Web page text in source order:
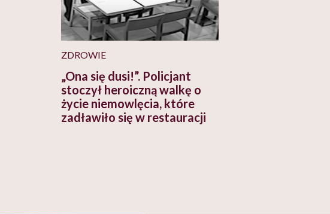
ZDROWIE
„Ona się dusi!”. Policjant
stoczył heroiczną walkę o
życie niemowlęcia, które
zadławiło się w restauracji